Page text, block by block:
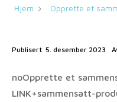
Hjem Opprette et
Publisert 5. desember 2023
noOpprette et
LINK+sammensatt-